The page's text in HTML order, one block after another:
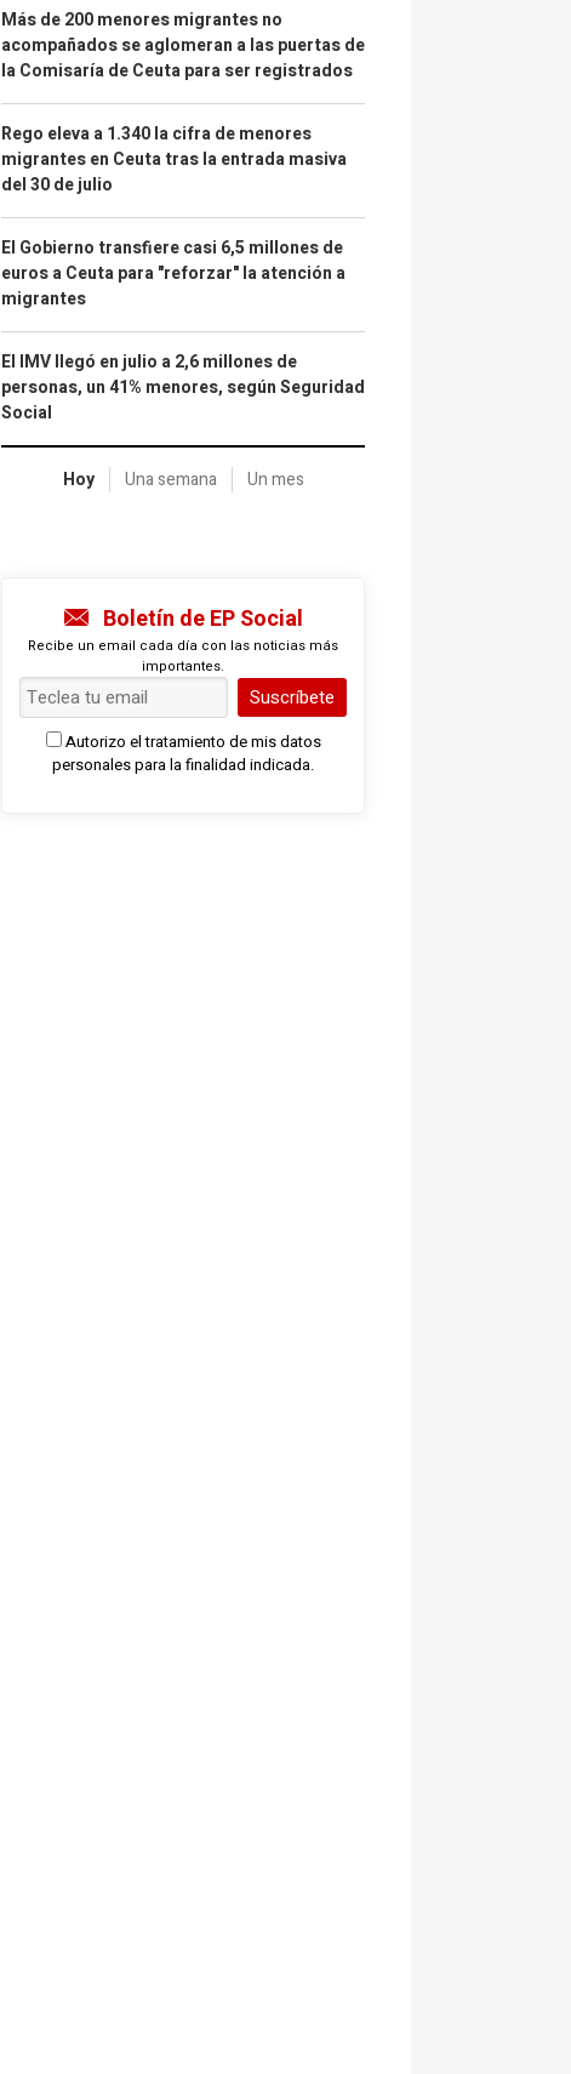
Más de 200 menores migrantes no
acompañados se aglomeran a las puertas de
la Comisaría de Ceuta para ser registrados
Rego eleva a 1.340 la cifra de menores
migrantes en Ceuta tras la entrada masiva
del 30 de julio
El Gobierno transfiere casi 6,5 millones de
euros a Ceuta para "reforzar" la atención a
migrantes
El IMV llegó en julio a 2,6 millones de
personas, un 41% menores, según Seguridad
Social
Hoy Una semana Un mes
Boletín de EP Social
Recibe un email cada día con las noticias más
importantes.
Suscríbete
Autorizo el tratamiento de mis datos
personales para la finalidad indicada.